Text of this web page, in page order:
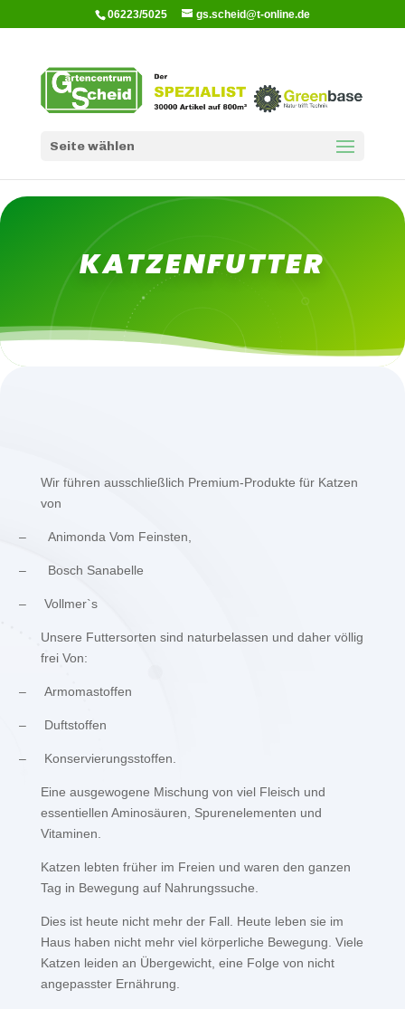
06223/5025 gs.scheid@t-online.de
Seite wählen
KATZENFUTTER
Wir führen ausschließlich Premium-Produkte für Katzen
von
– Animonda Vom Feinsten,
– Bosch Sanabelle
– Vollmer`s
Unsere Futtersorten sind naturbelassen und daher völlig
frei Von:
– Armomastoffen
– Duftstoffen
– Konservierungsstoffen.
Eine ausgewogene Mischung von viel Fleisch und
essentiellen Aminosäuren, Spurenelementen und
Vitaminen.
Katzen lebten früher im Freien und waren den ganzen
Tag in Bewegung auf Nahrungssuche.
Dies ist heute nicht mehr der Fall. Heute leben sie im
Haus haben nicht mehr viel körperliche Bewegung. Viele
Katzen leiden an Übergewicht, eine Folge von nicht
angepasster Ernährung.